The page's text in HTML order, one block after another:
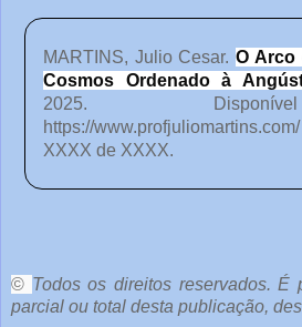
MARTINS, Julio Cesar.O Arco
Cosmos Ordenado à
2025.
https://
XXXX de XXXX.
ê
© Todos os direitos reservados. É
parcial ou total desta publicação,